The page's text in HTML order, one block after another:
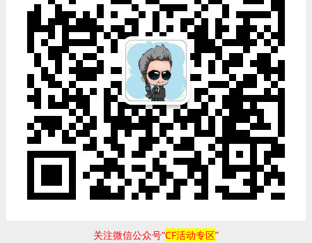
关注微信公众号“CF活动专区”